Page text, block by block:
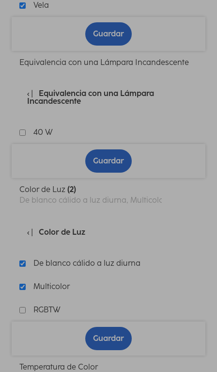
Vela
Guardar
Equivalencia con una Lámpara Incandescente
Equivalencia con una Lámpara
Incandescente
40 W
Guardar
Color de Luz (2)
De blanco cálido a luz diurna, Multicolor
Color de Luz
De blanco cálido a luz diurna
Multicolor
RGBTW
Guardar
Temperatura de Color